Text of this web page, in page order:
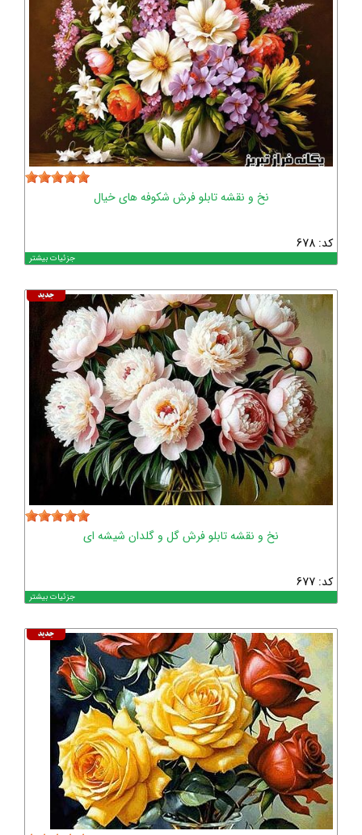
نخ و نقشه تابلو فرش شکوفه های خیال
کد: 678
جزئیات بیشتر
نخ و نقشه تابلو فرش گل و گلدان شیشه ای
کد: 677
جزئیات بیشتر